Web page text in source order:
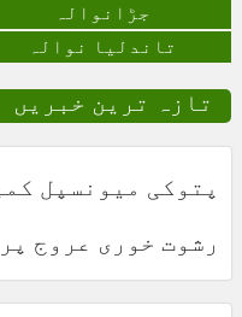
جڑانوالہ
تاندلیا نوالہ
تازہ ترین خبریں
پتوکی میونسپل
رشوت خوری عروج پر